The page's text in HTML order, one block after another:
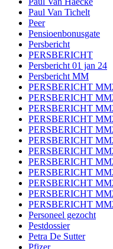
Paul Van Tichelt
Peer
Pensioenbonusgate
Persbericht
PERSBERICHT
Persbericht 01 jan 24
Persbericht MM
PERSBERICHT
PERSBERICHT
PERSBERICHT
PERSBERICHT
PERSBERICHT
PERSBERICHT
PERSBERICHT
PERSBERICHT
PERSBERICHT
PERSBERICHT
PERSBERICHT
PERSBERICHT
Personeel gezocht
Pestdossier
Petra De Sutter